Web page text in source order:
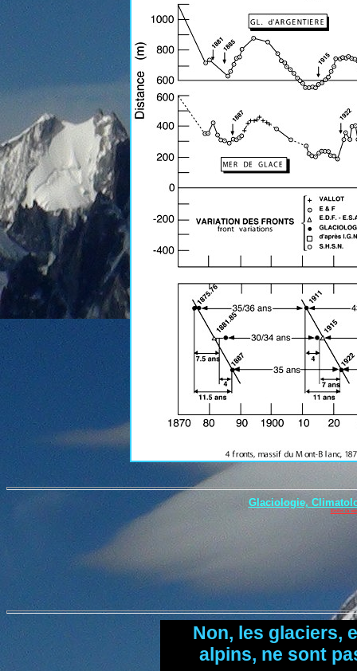
Glaciologie,
Enfin la
Non, les glaciers,
alpins, ne sont